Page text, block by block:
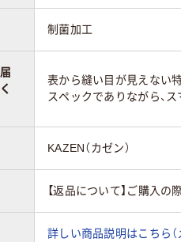
制菌加工
表から縫い目が見えない
スペックでありながら、
KAZEN（カゼン）
【返品について】ご購入の
詳しい商品説明はこちら（